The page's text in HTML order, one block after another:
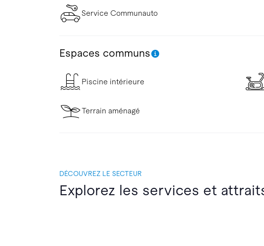
Service Communauto
Espaces communs
Piscine intérieure
Terrain aménagé
DÉCOUVREZ LE SECTEUR
Explorez les services et